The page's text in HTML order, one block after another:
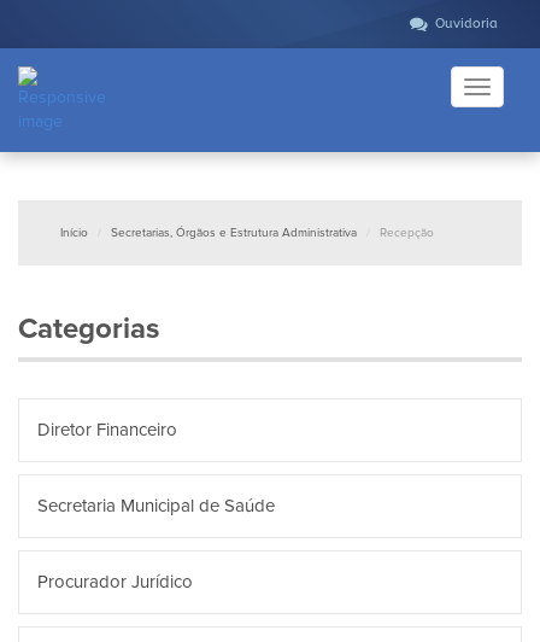
Ouvidoria
Toggle
Início Secretarias, Órgãos e Estrutura Administrativa Recepção
Categorias
Diretor Financeiro
Secretaria Municipal de Saúde
Procurador Jurídico